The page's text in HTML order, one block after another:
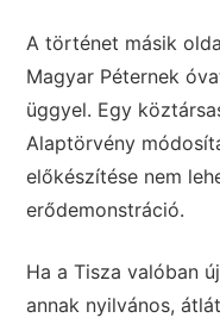
A történet másik
Magyar Péternek
üggyel. Egy
Alaptörvény
előkészítése nem
erődemonstráció.
Ha a Tisza valóban
annak nyilvános,